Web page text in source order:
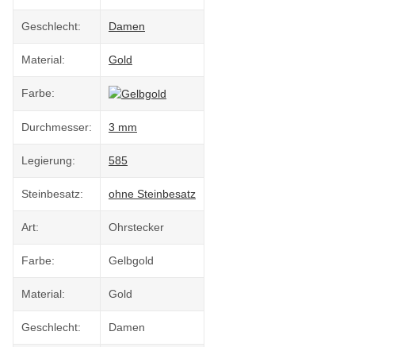
Geschlecht: Damen
Material: Gold
Farbe:
Durchmesser: 3 mm
Legierung: 585
Steinbesatz: ohne Steinbesatz
Art: Ohrstecker
Farbe: Gelbgold
Material: Gold
Geschlecht: Damen